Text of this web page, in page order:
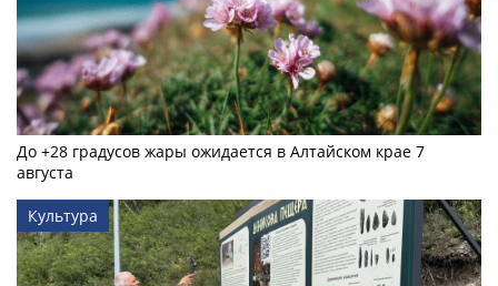
До +28 градусов жары ожидается в Алтайском крае 7
августа
Культура